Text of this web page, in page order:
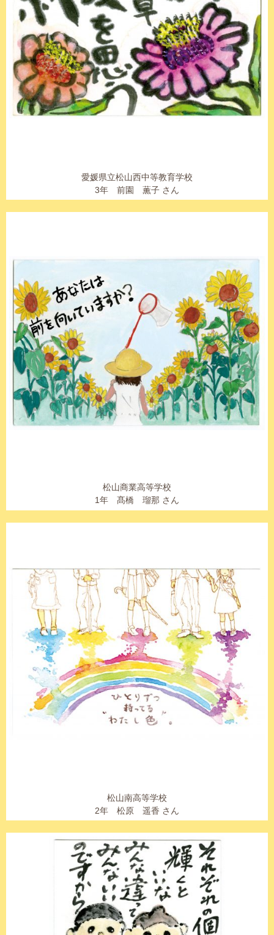
愛媛県立松山西中等教育学校
3年 前園 薫子 さん
松山商業高等学校
1年 髙橋 瑠那 さん
松山南高等学校
2年 松原 遥香 さん